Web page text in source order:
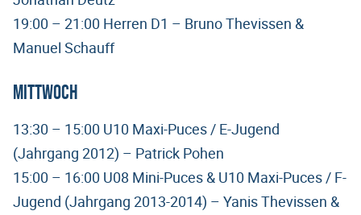
19:00 – 21:00 Herren D1 – Bruno Thevissen &
Manuel Schauff
Mittwoch
13:30 – 15:00 U10 Maxi-Puces / E-Jugend
(Jahrgang 2012) – Patrick Pohen
15:00 – 16:00 U08 Mini-Puces & U10 Maxi-Puces / F-
Jugend (Jahrgang 2013-2014) – Yanis Thevissen &